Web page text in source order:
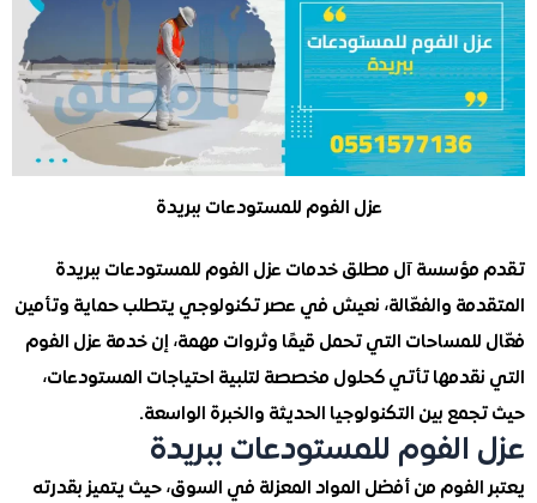
عزل الفوم للمستودعات ببريدة
آل مطلق خدمات عزل الفوم للمستودعات ببريدة
والفعّالة، نعيش في عصر تكنولوجي يتطلب حماية وتأمين
التي تحمل قيمًا وثروات مهمة، إن خدمة عزل الفوم
تأتي كحلول مخصصة لتلبية احتياجات المستودعات،
بين التكنولوجيا الحديثة والخبرة الواسعة.
للمستودعات ببريدة
من أفضل المواد المعزلة في السوق، حيث يتميز بقدرته